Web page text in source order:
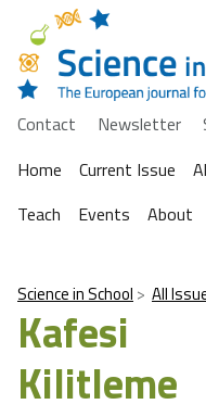
Contact Newsletter
Home
Current Issue
Teach
Events About
Science in School All
Kafesi
Kilitleme